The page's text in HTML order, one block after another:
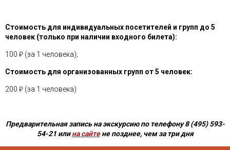
Стоимость для индивидуальных посетителей и групп до 5
человек (только при наличии входного билета):
100 ₽ (за 1 человека);
Стоимость для организованных групп от 5 человек:
200 ₽ (за 1 человека)
Предварительная запись на экскурсию по телефону 8 (495) 593-
54-21 илина сайтене позднее, чем за три дня